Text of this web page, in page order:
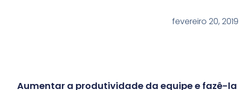
fevereiro 20, 2019
Aumentar a produtividade da equipe e fazê-